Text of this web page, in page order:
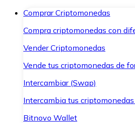
Comprar Criptomonedas
Compra criptomonedas con
Vender Criptomonedas
Vende tus criptomonedas de
Intercambiar (Swap)
Intercambia tus
Bitnovo Wallet